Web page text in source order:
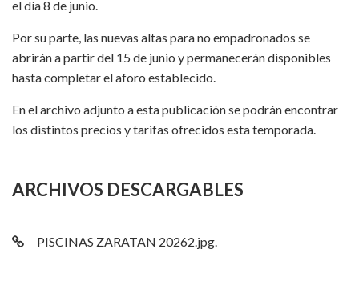
el día 8 de junio.
Por su parte, las nuevas altas para no empadronados se
abrirán a partir del 15 de junio y permanecerán disponibles
hasta completar el aforo establecido.
En el archivo adjunto a esta publicación se podrán encontrar
los distintos precios y tarifas ofrecidos esta temporada.
ARCHIVOS DESCARGABLES
PISCINAS ZARATAN 20262.jpg.